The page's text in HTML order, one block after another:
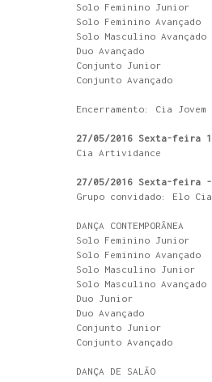
Solo Feminino Junior
Solo Feminino Avançado
Solo Masculino Avançado
Duo Avançado
Conjunto Junior
Conjunto Avançado
Encerramento: Cia Jovem
27/05/2016 Sexta-feira
Cia Artividance
27/05/2016 Sexta-feira
Grupo convidado: Elo
DANÇA CONTEMPORÂNEA
Solo Feminino Junior
Solo Feminino Avançado
Solo Masculino Junior
Solo Masculino Avançado
Duo Junior
Duo Avançado
Conjunto Junior
Conjunto Avançado
DANÇA DE SALÃO